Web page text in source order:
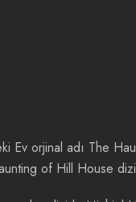
Ev orjinal adı The
of Hill House